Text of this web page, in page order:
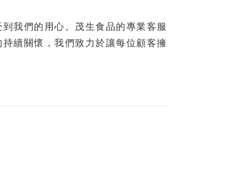
我們的用心。茂生食品的專業客服
續關懷，我們致力於讓每位顧客擁